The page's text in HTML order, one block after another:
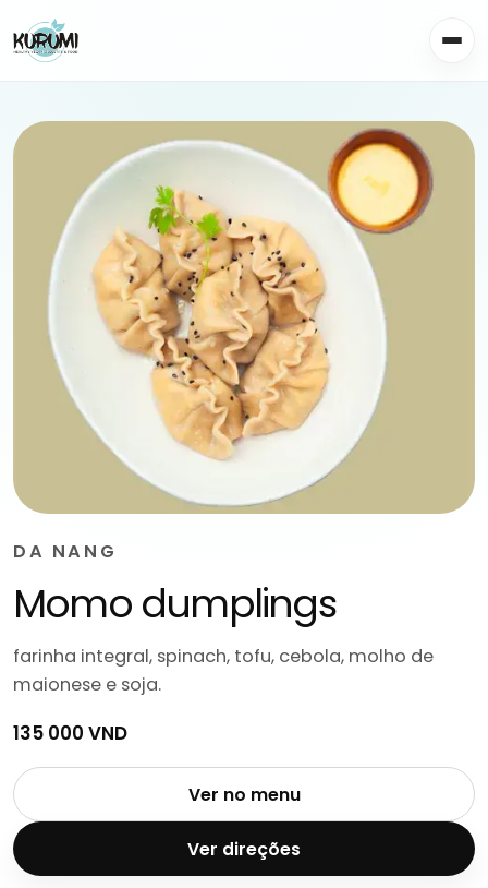
DA NANG
Momo dumplings
farinha integral, spinach, tofu, cebola, molho de
maionese e soja.
135 000 VND
Ver no menu
Ver direções